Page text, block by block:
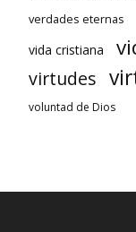
verdades eternas
vida cristiana
virtudes
voluntad de Dios